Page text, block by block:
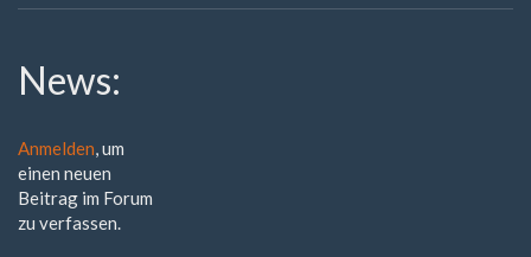
News:
Anmelden, um
einen neuen
Beitrag im Forum
zu verfassen.